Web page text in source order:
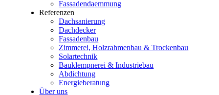
Fassadendaemmung
Referenzen
Dachsanierung
Dachdecker
Fassadenbau
Zimmerei, Holzrahmenbau & Trockenbau
Solartechnik
Bauklempnerei & Industriebau
Abdichtung
Energieberatung
Über uns